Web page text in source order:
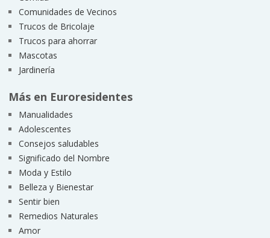
Comunidades de Vecinos
Trucos de Bricolaje
Trucos para ahorrar
Mascotas
Jardinería
Más en Euroresidentes
Manualidades
Adolescentes
Consejos saludables
Significado del Nombre
Moda y Estilo
Belleza y Bienestar
Sentir bien
Remedios Naturales
Amor